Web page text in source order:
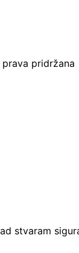
pridržana
stvaram